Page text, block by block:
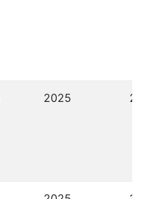
2025 25/